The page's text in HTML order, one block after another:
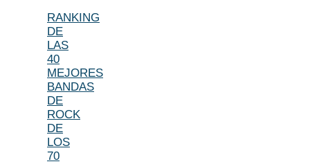
RANKING
DE
LAS
40
MEJORES
BANDAS
DE
ROCK
DE
LOS
70